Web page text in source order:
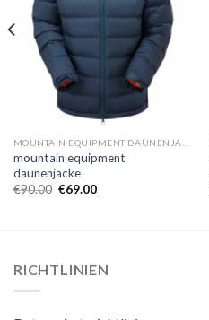
mountain equipment
daunenjacke
€90.00 €69.00
RICHTLINIEN